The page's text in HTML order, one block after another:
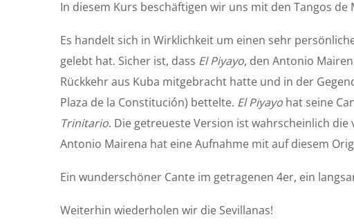
In diesem Kurs beschäftigen wir uns mit den Tangos de
Es handelt sich in Wirklichkeit um einen sehr
gelebt hat. Sicher ist, dass El Piyayo, den Antonio
Rückkehr aus Kuba mitgebracht hatte und in der
Plaza de la Constitución) bettelte. El Piyayo hat seine
Trinitario. Die getreueste Version ist wahrscheinlich
Antonio Mairena hat eine Aufnahme mit auf diesem
Ein wunderschöner Cante im getragenen 4er, ein
Weiterhin wiederholen wir die Sevillanas!